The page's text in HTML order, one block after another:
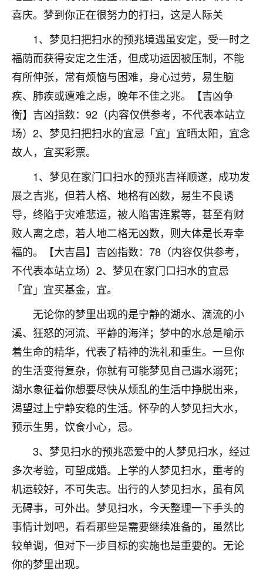
喜庆。梦到你正在很努力的打扫，这是人际关
1、梦见扫把扫水的预兆境遇虽安定，受一时之
福荫而获得安定之生活，但成功运因被压制，不能
有所伸张，常有烦恼与困难，身心过劳，易生脑
疾、肺疾或遭难之虑，晚年不佳之兆。【吉凶争
衡】吉凶指数：92（内容仅供参考，不代表本站立
场）2、梦见扫把扫水的宜忌「宜」宜晒太阳，宜念
故人，宜买彩票。
1、梦见在家门口扫水的预兆吉祥顺遂，成功发
展之吉兆，但若人格、地格有凶数，易生不良诱
导，终陷于灾难悲运，被人陷害连累等，甚至有财
败人离之虑，若人地二格无凶数，则大体是长寿幸
福的。【大吉昌】吉凶指数：78（内容仅供参考，
不代表本站立场）2、梦见在家门口扫水的宜忌
「宜」宜买基金，宜。
无论你的梦里出现的是宁静的湖水、滴流的小
溪、狂怒的河流、平静的海洋；梦中的水总是喻示
着生命的精华，代表了精神的洗礼和重生。一旦你
的生活变得复杂，你就有可能梦见自己遇水溺死；
湖水象征着你想要尽快从烦乱的生活中挣脱出来，
渴望过上宁静安稳的生活。怀孕的人梦见扫大水，
预示生男，饮食小心，忌。
3、梦见扫水的预兆恋爱中的人梦见扫水，经过
多次考验，可望成婚。上学的人梦见扫水，重考的
机运较好，不可失志。出行的人梦见扫水，虽有风
无碍事，可外出。梦见扫水，今天整理一下手头的
事情计划吧，看看那些是需要继续准备的，虽然比
较单调，但对下一步目标的实施也是重要的。无论
你的梦里出现。
我是公司人事调整，有升迁机会，但同时竞争的我们
三个，找老师的时候是抱着侥幸心理，没想到老师看
着我晋升有望，我半信半疑的按照老师建议，做了化
太岁还有一个发钱粮，本来年前的人事调整，拖到年
后，我以为都没戏了，结果开年一上班，开会提拔升
职第一个就是我，职务无所谓，主要是底薪加了
3000，非常开心，无论如何，感恩感谢！🙏🏻
鹿森：恭喜升职加薪！！，请客吗？�
32
心心相印
我身体不太好，总是病病殃殃的，去检查又没什么大
问题，反正就是不舒服。中医西医看遍了，找不到问
题，后来无意中看到有人推荐慧来老师，跟老师聊过
之后，心情豁然开朗，也听老师建议，处理了一些因
果问题。今年以来，身体比以前好多，主要是心情好
了，老师说境随心转，现在深有体会了。
鹿森：是的，其实跟老师聊过之后，最大的感
触，首先就是心态会变好，万般皆是命，半点
不由人！
1天前 来自四川 9
金白水清
我也想找老师看看，有没有人给个联系方式的啊？
鹿森：慧来老师微信：gjsy0624
1天前 来自江西
青春168
我也想要，我也想要！
2天前 来自山西 15
Jessica李
老师做不做超度法事？我想给我奶奶做超度，她今年
刚去世了。